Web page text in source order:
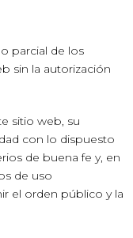
parcial de los
sin la autorización
sitio web, su
con lo dispuesto
de buena fe y, en
de uso
el orden público y la